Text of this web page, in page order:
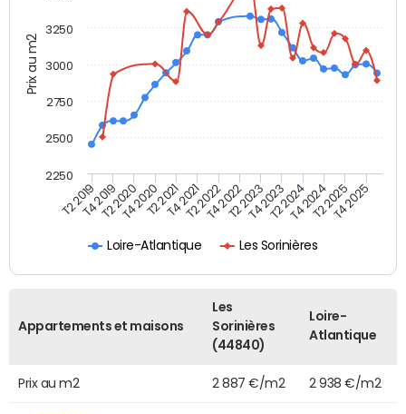
Prix au m2
Loire-Atlantique Les Sorinières
T2 2019T4 2019T2 2020T4 2020T2 2021T4 2021T2 2022T4 2022T2 2023T4 2023T2 2024T4 2024T2 2025T4 2025
2250
2500
2750
3000
3250
Appartements et maisons
Les
Sorinières
(44840)
Loire-
Atlantique
Prix au m2 2 887 €/m2 2 938 €/m2